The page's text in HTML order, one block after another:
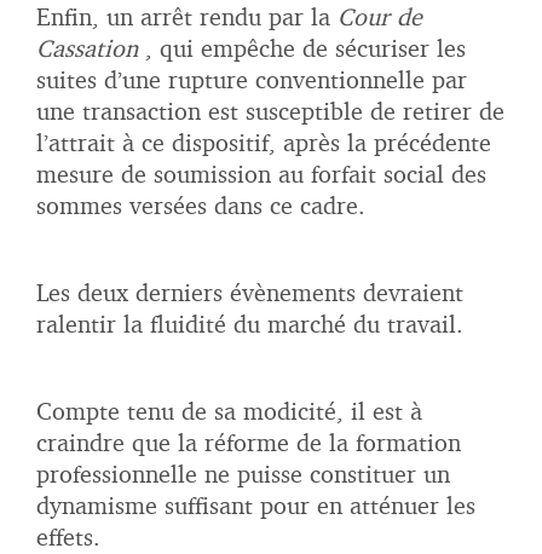
Enfin, un arrêt rendu par la Cour de
Cassation , qui empêche de sécuriser les
suites d’une rupture conventionnelle par
une transaction est susceptible de retirer de
l’attrait à ce dispositif, après la précédente
mesure de soumission au forfait social des
sommes versées dans ce cadre.
Les deux derniers évènements devraient
ralentir la fluidité du marché du travail.
Compte tenu de sa modicité, il est à
craindre que la réforme de la formation
professionnelle ne puisse constituer un
dynamisme suffisant pour en atténuer les
effets.